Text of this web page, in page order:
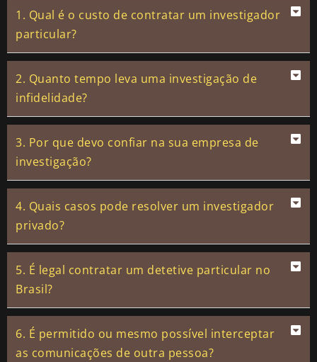
1. Qual é o custo de contratar um investigador
particular?
2. Quanto tempo leva uma investigação de
infidelidade?
3. Por que devo confiar na sua empresa de
investigação?
4. Quais casos pode resolver um investigador
privado?
5. É legal contratar um detetive particular no
Brasil?
6. É permitido ou mesmo possível interceptar
as comunicações de outra pessoa?